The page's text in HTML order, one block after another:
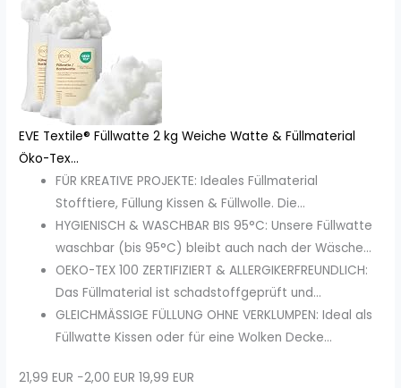
EVE Textile® Füllwatte 2 kg Weiche Watte & Füllmaterial
Öko-Tex...
FÜR KREATIVE PROJEKTE: Ideales Füllmaterial
Stofftiere, Füllung Kissen & Füllwolle. Die...
HYGIENISCH & WASCHBAR BIS 95°C: Unsere Füllwatte
waschbar (bis 95°C) bleibt auch nach der Wäsche...
OEKO-TEX 100 ZERTIFIZIERT & ALLERGIKERFREUNDLICH:
Das Füllmaterial ist schadstoffgeprüft und...
GLEICHMÄSSIGE FÜLLUNG OHNE VERKLUMPEN: Ideal als
Füllwatte Kissen oder für eine Wolken Decke...
21,99 EUR −2,00 EUR 19,99 EUR